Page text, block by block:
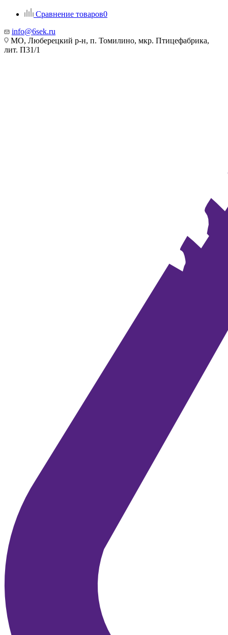
Сравнение товаров0
info@6sek.ru
МО, Люберецкий р-н, п. Томилино, мкр. Птицефабрика,
лит. П31/1